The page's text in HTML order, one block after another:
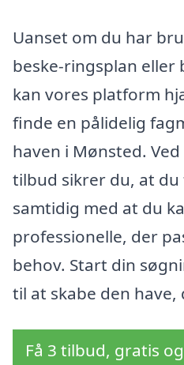
Uanset om du har
beske-ringsplan eller
kan vores platform
finde en pålidelig
haven i Mønsted.
tilbud sikrer du, at du
samtidig med at du
professionelle, der
behov. Start din
til at skabe den
Få 3 tilbud, gratis